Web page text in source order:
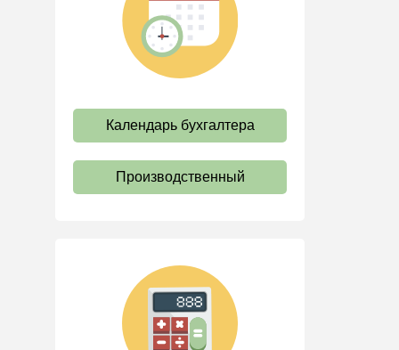
труда
Отпуск и время отдыха
Оплата труда
Ответственность и
взыскания
Пенсии
Трудовые книжки
Кадровые документы и
образцы
Календарь бухгалтера
Производственный